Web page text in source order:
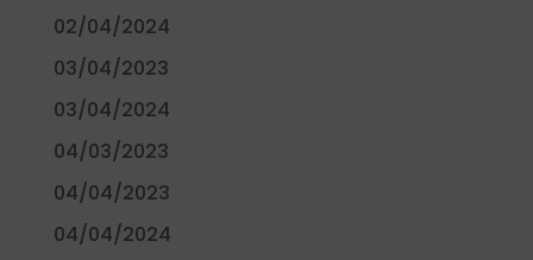
02/04/2024
03/04/2023
03/04/2024
04/03/2023
04/04/2023
04/04/2024